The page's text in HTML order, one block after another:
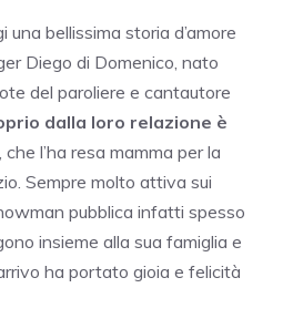
bellissima storia d’amore
Diego di Domenico, nato
del paroliere e cantautore
dalla loro relazione è
, che l’ha resa mamma per la
Sempre molto attiva sui
pubblica infatti spesso
insieme alla sua famiglia e
ha portato gioia e felicità